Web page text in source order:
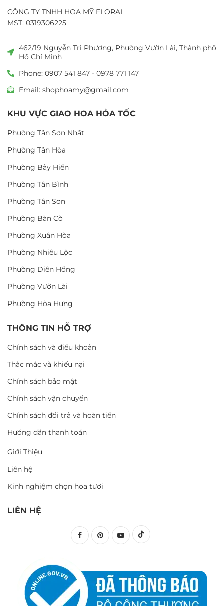
CÔNG TY TNHH HOA MỸ FLORAL
MST: 0319306225
462/19 Nguyễn Tri Phương, Phường Vườn Lài, Thành phố
Hồ Chí Minh
Phone: 0907 541 847 - 0978 771 147
Email: shophoamy@gmail.com
KHU VỰC GIAO HOA HỎA TỐC
Phường Tân Sơn Nhất
Phường Tân Hòa
Phường Bảy Hiền
Phường Tân Bình
Phường Tân Sơn
Phường Bàn Cờ
Phường Xuân Hòa
Phường Nhiêu Lộc
Phường Diên Hồng
Phường Vườn Lài
Phường Hòa Hưng
THÔNG TIN HỖ TRỢ
Chính sách và điều khoản
Thắc mắc và khiếu nại
Chính sách bảo mật
Chính sách vận chuyển
Chính sách đổi trả và hoàn tiền
Hướng dẫn thanh toán
Giới Thiệu
Liên hệ
Kinh nghiệm chọn hoa tươi
LIÊN HỆ